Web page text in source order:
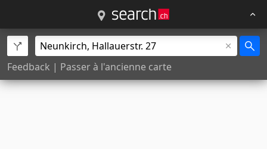
Feedback | Passer à l'ancienne carte